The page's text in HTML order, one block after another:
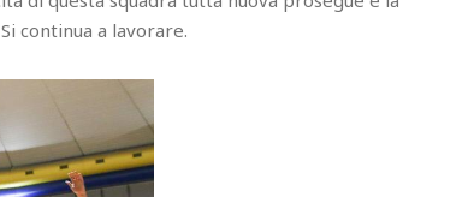
continua a lavorare.